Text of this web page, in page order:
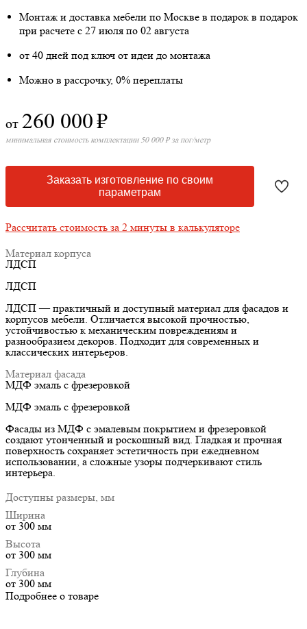
Монтаж и доставка мебели по Москве в подарок в подарок
при расчете с 27 июля по 02 августа
от 40 дней под ключ от идеи до монтажа
Можно в рассрочку, 0% переплаты
от 260 000₽
минимальная стоимость комплектации 50 000 ₽ за пог/метр
Заказать изготовление по своим
параметрам
Рассчитать стоимость за 2 минуты в калькуляторе
Материал корпуса
ЛДСП
ЛДСП
ЛДСП — практичный и доступный материал для фасадов и
корпусов мебели. Отличается высокой прочностью,
устойчивостью к механическим повреждениям и
разнообразием декоров. Подходит для современных и
классических интерьеров.
Материал фасада
МДФ эмаль с фрезеровкой
МДФ эмаль с фрезеровкой
Фасады из МДФ с эмалевым покрытием и фрезеровкой
создают утонченный и роскошный вид. Гладкая и прочная
поверхность сохраняет эстетичность при ежедневном
использовании, а сложные узоры подчеркивают стиль
интерьера.
Доступны размеры, мм
Ширина
от 300 мм
Высота
от 300 мм
Глубина
от 300 мм
Подробнее о товаре